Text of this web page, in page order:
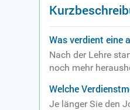
Was verdient eine
Nach der Lehre
noch mehr
Welche
Je länger Sie den